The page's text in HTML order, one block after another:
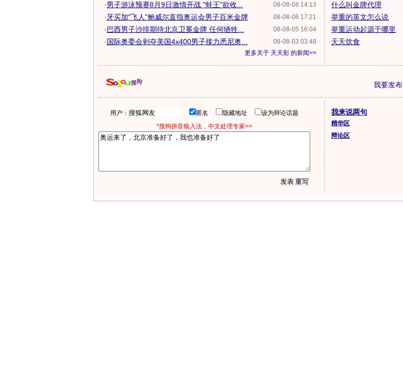
08-08-08 14:13
·男子游泳预赛8月9日激情开战 "蛙王"欲收...
08-08-06 17:21
·牙买加"飞人"鲍威尔直指奥运会男子百米金牌
08-08-05 16:04
·巴西男子沙排期待北京卫冕金牌 任何牺牲...
08-08-03 03:48
·国际奥委会剥夺美国4x400男子接力悉尼奥...
更多关于 天天彩 的新闻>>
什么叫金牌代理
举重的英文怎么说
举重运动起源于哪里
天天饮食
我要发布
用户： 匿名 隐藏地址
设为辩论话题
*搜狗拼音输入法，中文处理专家>>
我来说两句
精华区
辩论区